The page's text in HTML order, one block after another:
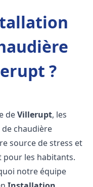
?
deVillerupt, les
chaudière
source de stress et
les habitants.
notre équipe